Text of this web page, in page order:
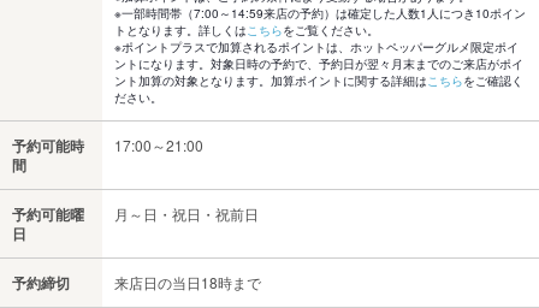
※一部時間帯（7:00～14:59来店の予約）は確定した人数1人につき10ポイン
トとなります。詳しくはこちらをご覧ください。
※ポイントプラスで加算されるポイントは、ホットペッパーグルメ限定ポイ
ントになります。対象日時の予約で、予約日が翌々月末までのご来店がポイ
ント加算の対象となります。加算ポイントに関する詳細はこちらをご確認く
ださい。
予約可能時
間
17:00～21:00
予約可能曜
日
月～日・祝日・祝前日
予約締切 来店日の当日18時まで